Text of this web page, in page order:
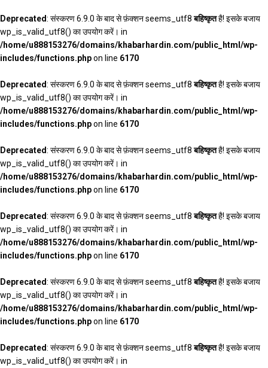
Deprecated: संस्करण 6.9.0 के बाद से फ़ंक्शन seems_utf8बहिष्कृतहै! इसके बजाय
wp_is_valid_utf8() का उपयोग करें। in
/home/u888153276/domains/khabarhardin.com/public_html/wp-
includes/functions.phpon line 6170
Deprecated: संस्करण 6.9.0 के बाद से फ़ंक्शन seems_utf8बहिष्कृतहै! इसके बजाय
wp_is_valid_utf8() का उपयोग करें। in
/home/u888153276/domains/khabarhardin.com/public_html/wp-
includes/functions.phpon line 6170
Deprecated: संस्करण 6.9.0 के बाद से फ़ंक्शन seems_utf8बहिष्कृतहै! इसके बजाय
wp_is_valid_utf8() का उपयोग करें। in
/home/u888153276/domains/khabarhardin.com/public_html/wp-
includes/functions.phpon line 6170
Deprecated: संस्करण 6.9.0 के बाद से फ़ंक्शन seems_utf8बहिष्कृतहै! इसके बजाय
wp_is_valid_utf8() का उपयोग करें। in
/home/u888153276/domains/khabarhardin.com/public_html/wp-
includes/functions.phpon line 6170
Deprecated: संस्करण 6.9.0 के बाद से फ़ंक्शन seems_utf8बहिष्कृतहै! इसके बजाय
wp_is_valid_utf8() का उपयोग करें। in
/home/u888153276/domains/khabarhardin.com/public_html/wp-
includes/functions.phpon line 6170
Deprecated: संस्करण 6.9.0 के बाद से फ़ंक्शन seems_utf8बहिष्कृतहै! इसके बजाय
wp_is_valid_utf8() का उपयोग करें। in